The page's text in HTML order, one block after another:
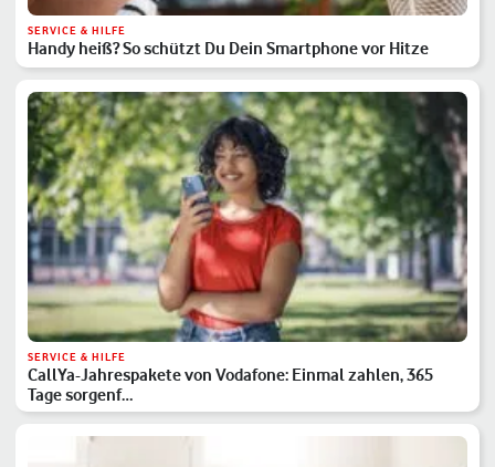
SERVICE & HILFE
Handy heiß? So schützt Du Dein Smartphone vor Hitze
SERVICE & HILFE
CallYa-Jahrespakete von Vodafone: Einmal zahlen, 365
Tage sorgenf…